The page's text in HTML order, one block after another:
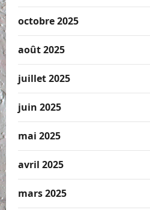
octobre 2025
août 2025
juillet 2025
juin 2025
mai 2025
avril 2025
mars 2025